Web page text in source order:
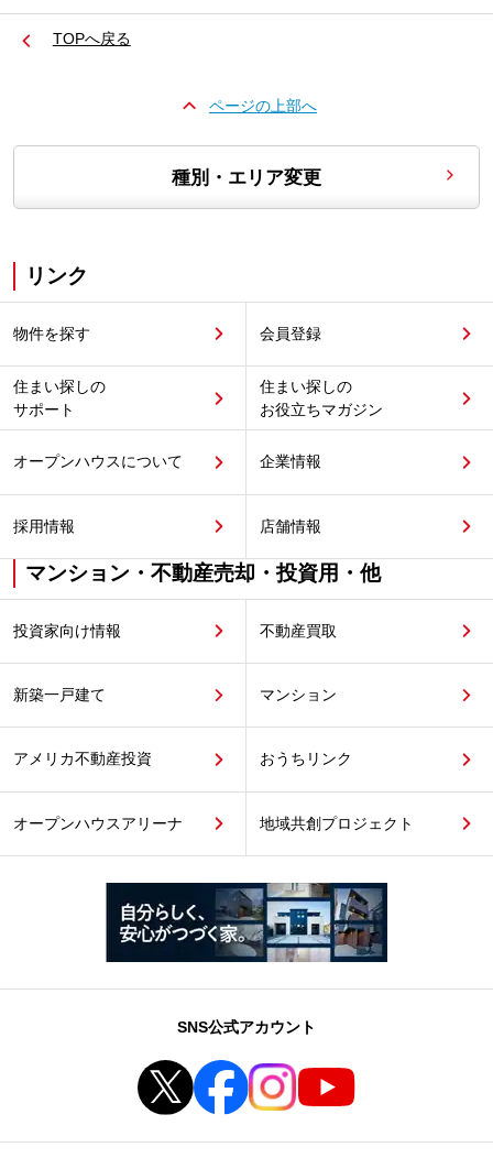
TOPへ戻る
ページの上部へ
種別・エリア変更
リンク
物件を探す 会員登録
住まい探しの
サポート
住まい探しの
お役立ちマガジン
オープンハウスについて 企業情報
採用情報 店舗情報
マンション・不動産売却・投資用・他
投資家向け情報 不動産買取
新築一戸建て マンション
アメリカ不動産投資 おうちリンク
オープンハウスアリーナ 地域共創プロジェクト
SNS公式アカウント